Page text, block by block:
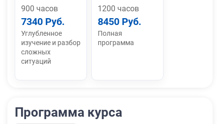
900 часов
7340 Руб.
Углубленное
изучение и разбор
сложных
ситуаций
1200 часов
8450 Руб.
Полная
программа
Программа курса